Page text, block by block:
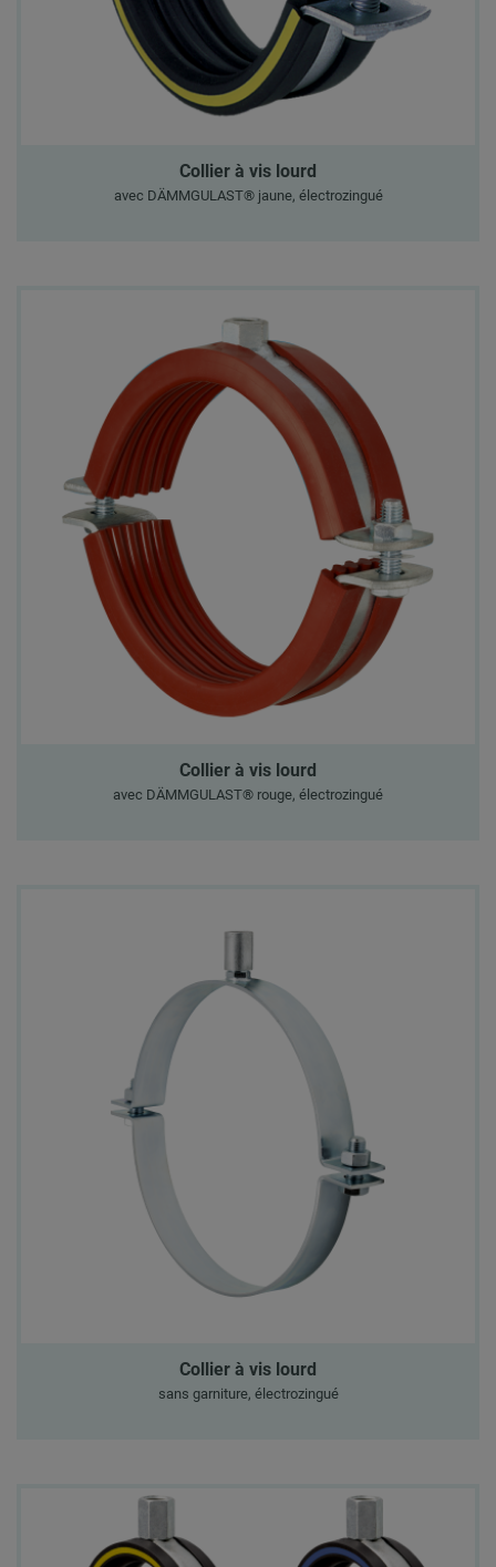
Collier à vis lourd
avec DÄMMGULAST® jaune, électrozingué
Collier à vis lourd
avec DÄMMGULAST® rouge, électrozingué
Collier à vis lourd
sans garniture, électrozingué